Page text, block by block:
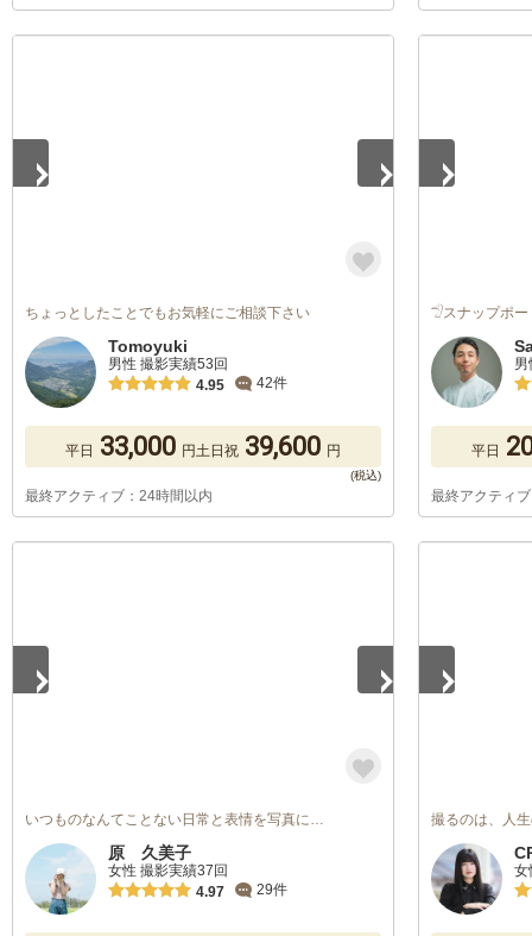
ちょっとしたことでもお気軽にご相談下さい
Tomoyuki
男性 撮影実績53回
4.95
42件
平日 33,000 円土日祝 39,600 円
最終アクティブ：24時間以内
𓅿スナップポー
平日
最終アクティ
いつものなんてことない日常と表情を写真に…
原 久美子
女性 撮影実績37回
4.97
29件
撮るのは、人
女